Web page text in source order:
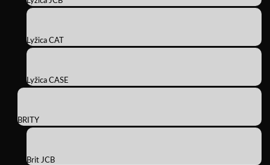
Lyžica CAT
Lyžica CASE
BRITY
Brit JCB